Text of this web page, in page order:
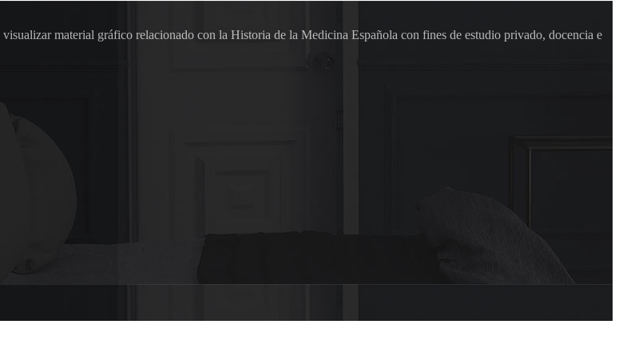
material gráfico relacionado con la Historia de la Medicina Española con fines de estudio privado, docencia e